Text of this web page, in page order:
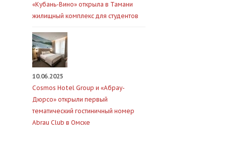
«Кубань-Вино» открыла в Тамани
жилищный комплекс для студентов
10.06.2025
Cosmos Hotel Group и «Абрау-
Дюрсо» открыли первый
тематический гостиничный номер
Abrau Club в Омске